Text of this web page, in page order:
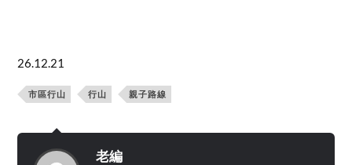
26.12.21
市區行山 行山 親子路線
老編